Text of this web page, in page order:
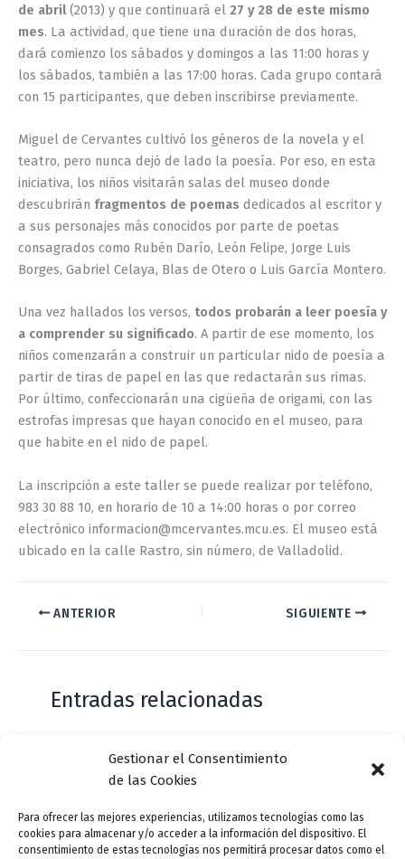
Gestionar el Consentimiento
de las Cookies
Para ofrecer las mejores experiencias, utilizamos tecnologías como las
cookies para almacenar y/o acceder a la información del dispositivo. El
consentimiento de estas tecnologías nos permitirá procesar datos como el
de abril(2013) y que continuará el 27 y 28 de este mismo
mes. La actividad, que tiene una duración de dos horas,
dará comienzo los sábados y domingos a las 11:00 horas y
los sábados, también a las 17:00 horas. Cada grupo contará
con 15 participantes, que deben inscribirse previamente.
Miguel de Cervantes cultivó los géneros de la novela y el
teatro, pero nunca dejó de lado la poesía. Por eso, en esta
iniciativa, los niños visitarán salas del museo donde
descubrirán fragmentos de poemas dedicados al escritor y
a sus personajes más conocidos por parte de poetas
consagrados como Rubén Darío, León Felipe, Jorge Luis
Borges, Gabriel Celaya, Blas de Otero o Luis García Montero.
Una vez hallados los versos, todos probarán a leer poesía y
a comprender su significado. A partir de ese momento, los
niños comenzarán a construir un particular nido de poesía a
partir de tiras de papel en las que redactarán sus rimas.
Por último, confeccionarán una cigüeña de origami, con las
estrofas impresas que hayan conocido en el museo, para
que habite en el nido de papel.
La inscripción a este taller se puede realizar por teléfono,
983 30 88 10, en horario de 10 a 14:00 horas o por correo
electrónico informacion@mcervantes.mcu.es. El museo está
ubicado en la calle Rastro, sin número, de Valladolid.
ANTERIOR SIGUIENTE
Entradas relacionadas
Casa de Zorrilla conmemorarán el 168
aniversario del estreno de Don Juan
Tenorio
Deja un comentario /Actualidad/ PorVLLensutinta